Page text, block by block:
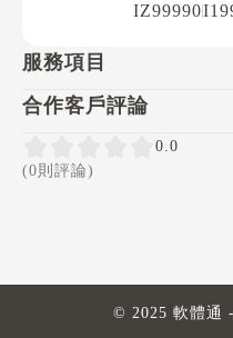
IZ99990
服務項目
合作客戶評論
0.0
(0則評論)
© 2025 軟體通